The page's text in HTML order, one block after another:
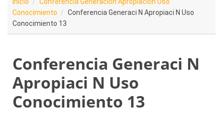
Inicio
Conferencia Generación Apropiación Uso
Conocimiento
Conferencia Generaci N Apropiaci N Uso
Conocimiento 13
Conferencia Generaci N
Apropiaci N Uso
Conocimiento 13